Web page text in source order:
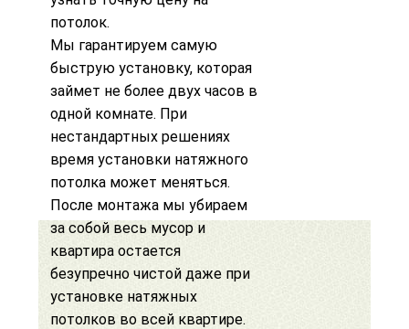
потолок.
Мы гарантируем самую
быструю установку, которая
займет не более двух часов в
одной комнате. При
нестандартных решениях
время установки натяжного
потолка может меняться.
После монтажа мы убираем
за собой весь мусор и
квартира остается
безупречно чистой даже при
установке натяжных
потолков во всей квартире.